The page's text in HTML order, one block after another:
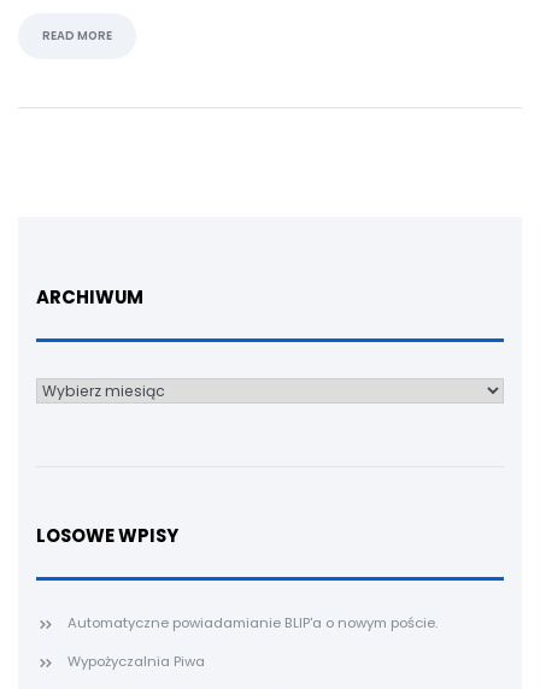
READ MORE
ARCHIWUM
Archiwum
LOSOWE WPISY
Automatyczne powiadamianie BLIP'a o nowym poście.
Wypożyczalnia Piwa